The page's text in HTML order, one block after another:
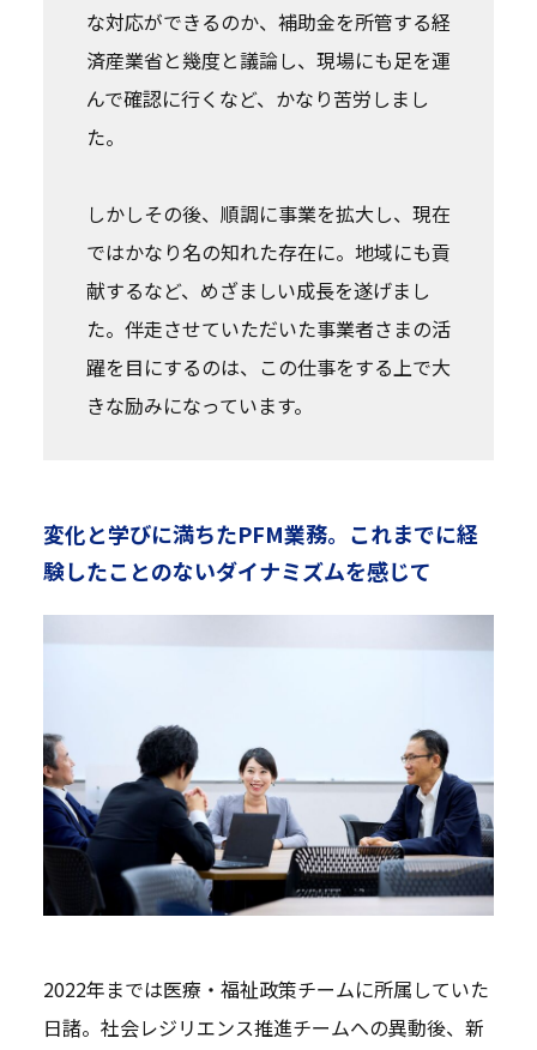
な対応ができるのか、補助金を所管する経
済産業省と幾度と議論し、現場にも足を運
んで確認に行くなど、かなり苦労しまし
た。
しかしその後、順調に事業を拡大し、現在
ではかなり名の知れた存在に。地域にも貢
献するなど、めざましい成長を遂げまし
た。伴走させていただいた事業者さまの活
躍を目にするのは、この仕事をする上で大
きな励みになっています。
変化と学びに満ちたPFM業務。これまでに経
験したことのないダイナミズムを感じて
2022年までは医療・福祉政策チームに所属していた
日諸。社会レジリエンス推進チームへの異動後、新